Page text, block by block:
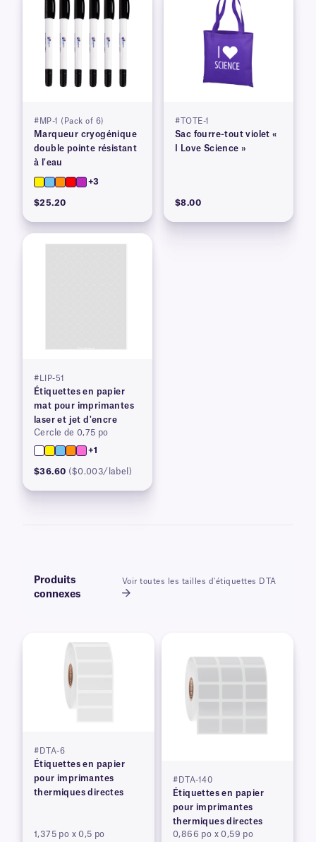
#MP-1 (Pack of 6)
Marqueur cryogénique
double pointe résistant
à l'eau
+3
$25.20
#TOTE-1
Sac fourre-tout violet «
I Love Science »
$8.00
#LIP-51
Étiquettes en papier
mat pour imprimantes
laser et jet d'encre
Cercle de 0,75 po
+1
$36.60 ($0.003/label)
Produits
connexes
Voir toutes les tailles d'étiquettes DTA
#DTA-6
Étiquettes en papier
pour imprimantes
thermiques directes
1,375 po x 0,5 po
#DTA-140
Étiquettes en papier
pour imprimantes
thermiques directes
0,866 po x 0,59 po